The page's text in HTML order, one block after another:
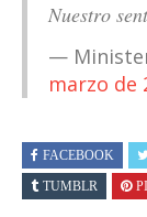
Nuestro
—
marzo de
FACEBOOK
TUMBLR